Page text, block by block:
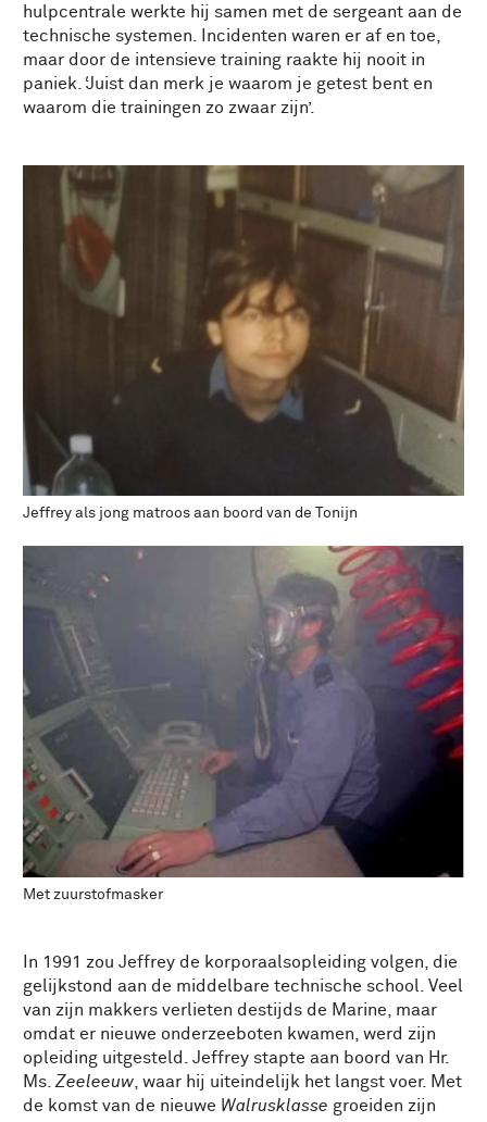
hulpcentrale werkte hij samen met de sergeant aan de
technische systemen. Incidenten waren er af en toe,
maar door de intensieve training raakte hij nooit in
paniek. ‘Juist dan merk je waarom je getest bent en
waarom die trainingen zo zwaar zijn’.
Jeffrey als jong matroos aan boord van de Tonijn
Met zuurstofmasker
In 1991 zou Jeffrey de korporaalsopleiding volgen, die
gelijkstond aan de middelbare technische school. Veel
van zijn makkers verlieten destijds de Marine, maar
omdat er nieuwe onderzeeboten kwamen, werd zijn
opleiding uitgesteld. Jeffrey stapte aan boord van Hr.
Ms. Zeeleeuw , waar hij uiteindelijk het langst voer. Met
de komst van de nieuwe Walrusklasse groeiden zijn